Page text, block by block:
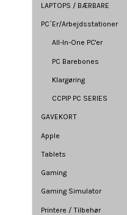
LAPTOPS / BÆRBARE
PC´Er/Arbejdsstationer
All-In-One PC'er
PC Barebones
Klargøring
CCPIP PC SERIES
GAVEKORT
Apple
Tablets
Gaming
Gaming Simulator
Printere / Tilbehør